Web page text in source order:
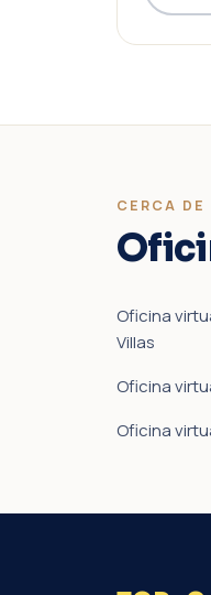
CERCA DE
Oficina
Villas
Oficina
Oficina